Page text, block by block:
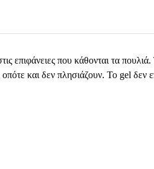
επιφάνειες που κάθονται τα
οπότε και δεν πλησιάζουν. Το gel δεν